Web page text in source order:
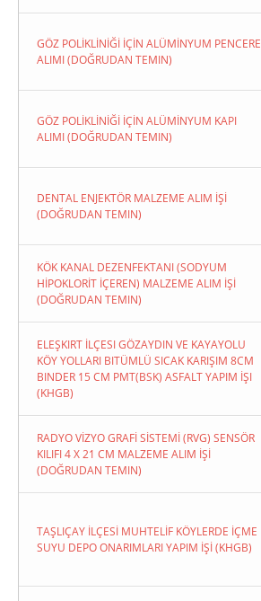
GÖZ POLİKLİNİĞİ İÇİN ALÜMİNYUM PENCERE
ALIMI (DOĞRUDAN TEMIN)
GÖZ POLİKLİNİĞİ İÇİN ALÜMİNYUM KAPI
ALIMI (DOĞRUDAN TEMIN)
DENTAL ENJEKTÖR MALZEME ALIM İŞİ
(DOĞRUDAN TEMIN)
KÖK KANAL DEZENFEKTANI (SODYUM
HİPOKLORİT İÇEREN) MALZEME ALIM İŞİ
(DOĞRUDAN TEMIN)
ELEŞKIRT İLÇESI GÖZAYDIN VE KAYAYOLU
KÖY YOLLARI BITÜMLÜ SICAK KARIŞIM 8CM
BINDER 15 CM PMT(BSK) ASFALT YAPIM İŞI
(KHGB)
RADYO VİZYO GRAFİ SİSTEMİ (RVG) SENSÖR
KILIFI 4 X 21 CM MALZEME ALIM İŞİ
(DOĞRUDAN TEMIN)
TAŞLIÇAY İLÇESİ MUHTELİF KÖYLERDE İÇME
SUYU DEPO ONARIMLARI YAPIM İŞİ (KHGB)